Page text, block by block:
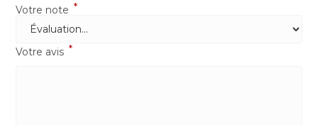
Votre note *
Votre avis *